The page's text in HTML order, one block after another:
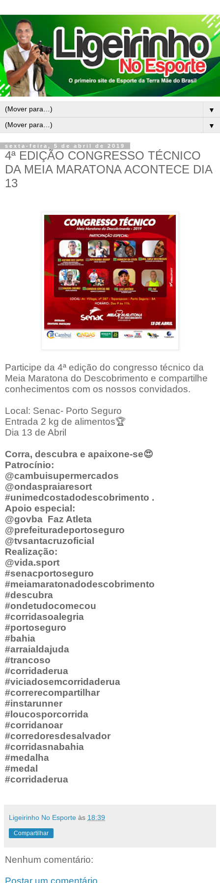
▼
▼
sexta-feira, 5 de abril de 2019
4ª EDIÇÃO CONGRESSO TÉCNICO
DA MEIA MARATONA ACONTECE DIA
13
Participe da 4ª edição do congresso técnico da
Meia Maratona do Descobrimento e compartilhe
conhecimentos com os nossos convidados.
Local: Senac- Porto Seguro
Entrada 2 kg de alimentos🏆
Dia 13 de Abril
Corra, descubra e apaixone-se😍
Patrocínio:
@cambuisupermercados
@ondaspraiaresort
#unimedcostadodescobrimento .
Apoio especial:
@govba Faz Atleta
@prefeituradeportoseguro
@tvsantacruzoficial
Realização:
@vida.sport
#senacportoseguro
#meiamaratonadodescobrimento
#descubra
#ondetudocomecou
#corridasoalegria
#portoseguro
#bahia
#arraialdajuda
#trancoso
#corridaderua
#viciadosemcorridaderua
#correrecompartilhar
#instarunner
#loucosporcorrida
#corridanoar
#corredoresdesalvador
#corridasnabahia
#medalha
#medal
#corridaderua
Ligeirinho No Esporte às 18:39
Compartilhar
Nenhum comentário:
Postar um comentário